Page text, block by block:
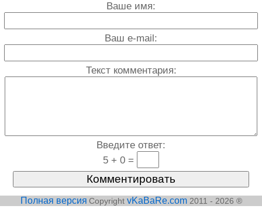
Ваше имя:
Ваш e-mail:
Текст комментария:
Введите ответ:
5 + 0 =
Полная версия Copyright vKaBaRe.com2011 - 2026 ®